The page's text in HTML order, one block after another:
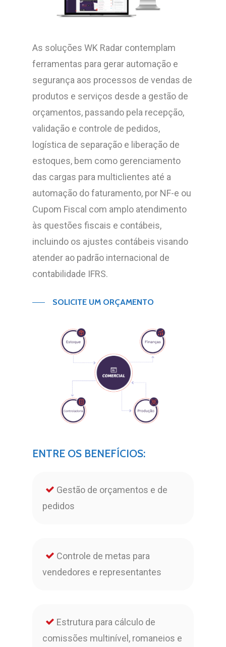
As soluções WK Radar contemplam
ferramentas para gerar automação e
segurança aos processos de vendas de
produtos e serviços desde a gestão de
orçamentos, passando pela recepção,
validação e controle de pedidos,
logística de separação e liberação de
estoques, bem como gerenciamento
das cargas para multiclientes até a
automação do faturamento, por NF-e ou
Cupom Fiscal com amplo atendimento
às questões fiscais e contábeis,
incluindo os ajustes contábeis visando
atender ao padrão internacional de
contabilidade IFRS.
SOLICITE UM ORÇAMENTO
ENTRE OS BENEFÍCIOS:
Gestão de orçamentos e de
pedidos
Controle de metas para
vendedores e representantes
Estrutura para cálculo de
comissões multinível, romaneios e